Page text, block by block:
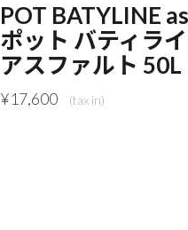
POT BATYLINE
ポット バティラ
アスファルト 50L
¥17,600